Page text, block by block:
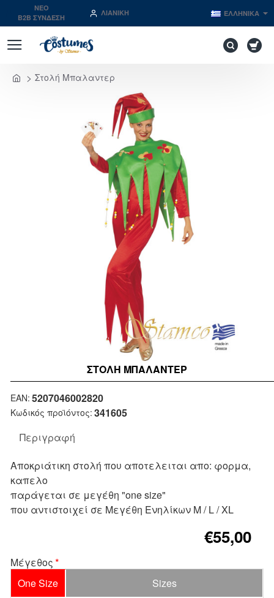
NEO
B2B ΣΥΝΔΕΣΗ
ΛΙΑΝΙΚΉ ΕΛΛΗΝΙΚΆ
Στολή Μπαλαντερ
ΣΤΟΛΉ ΜΠΑΛΑΝΤΕΡ
Περιγραφή
Αποκριάτικη στολή που αποτελειται απο: φορμα,
καπελο
παράγεται σε μεγέθη "one size"
που αντιστοιχεί σε Μεγέθη Ενηλίκων M / L / XL
Κωδικός προϊόντος: 341605
EAN: 5207046002820
€55,00
Μέγεθος
One Size
Sizes